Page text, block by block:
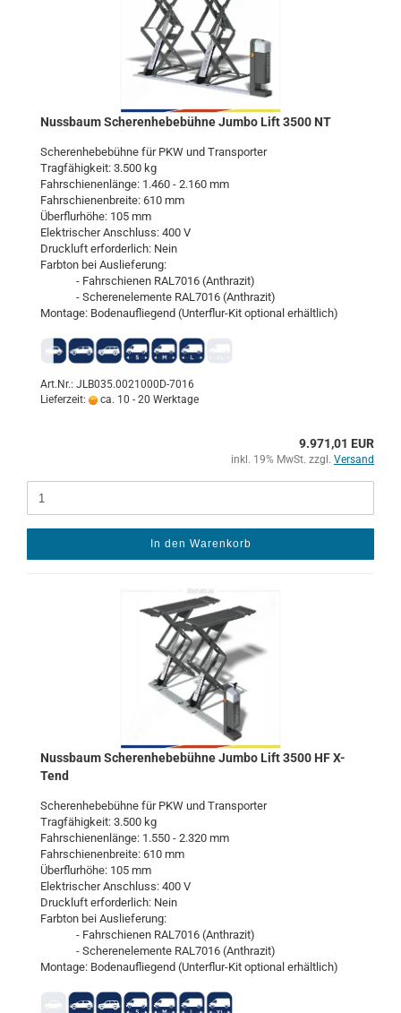
Nuss­baum Sche­ren­he­be­büh­ne Jumbo Lift 3500 NT
Sche­ren­he­be­büh­ne für PKW und Trans­por­ter
Trag­fä­hig­keit: 3.500 kg
Fahr­schie­nen­län­ge: 1.460 - 2.160 mm
Fahr­schie­nen­brei­te: 610 mm
Über­flur­hö­he: 105 mm
Elek­tri­scher An­schluss: 400 V
Druck­luft er­for­der­lich: Nein
Farb­ton bei Aus­lie­fe­rung:
- Fahr­schie­nen RAL7016 (An­thra­zit)
- Sche­ren­ele­men­te RAL7016 (An­thra­zit)
Mon­ta­ge: Bo­den­auf­lie­gend (Unterflur-​​Kit op­tio­nal er­hält­lich)
Art.Nr.: JLB035.0021000D-7016
Lieferzeit:
ca. 10 - 20 Werktage
9.971,01 EUR
inkl. 19% MwSt. zzgl. Versand
In den Warenkorb
Nuss­baum Sche­ren­he­be­büh­ne Jumbo Lift 3500 HF X-​
Tend
Sche­ren­he­be­büh­ne für PKW und Trans­por­ter
Trag­fä­hig­keit: 3.500 kg
Fahr­schie­nen­län­ge: 1.550 - 2.320 mm
Fahr­schie­nen­brei­te: 610 mm
Über­flur­hö­he: 105 mm
Elek­tri­scher An­schluss: 400 V
Druck­luft er­for­der­lich: Nein
Farb­ton bei Aus­lie­fe­rung:
- Fahr­schie­nen RAL7016 (An­thra­zit)
- Sche­ren­ele­men­te RAL7016 (An­thra­zit)
Mon­ta­ge: Bo­den­auf­lie­gend (Unterflur-​​Kit op­tio­nal er­hält­lich)